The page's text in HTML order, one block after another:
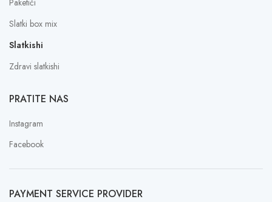
Paketići
Slatki box mix
Slatkishi
Zdravi slatkishi
PRATITE NAS
Instagram
Facebook
PAYMENT SERVICE PROVIDER